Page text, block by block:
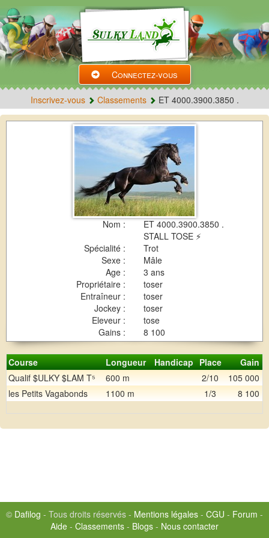
Connectez-vous
Inscrivez-vous Classements ET 4000.3900.3850 .
Nom :
ET 4000.3900.3850 .
STALL TOSE ⚡
Spécialité :
Trot
Sexe :
Mâle
Age :
3 ans
Propriétaire :
toser
Entraîneur :
toser
Jockey :
toser
Eleveur :
tose
Gains :
8 100
Course Longueur Handicap Place
Gain
Qualif $ULKY $LAM T⁵
600 m 2/10 105 000
les Petits Vagabonds
1100 m 1/3 8 100
© Dafilog - Tous droits réservés - Mentions légales - CGU - Forum -
Aide - Classements - Blogs - Nous contacter